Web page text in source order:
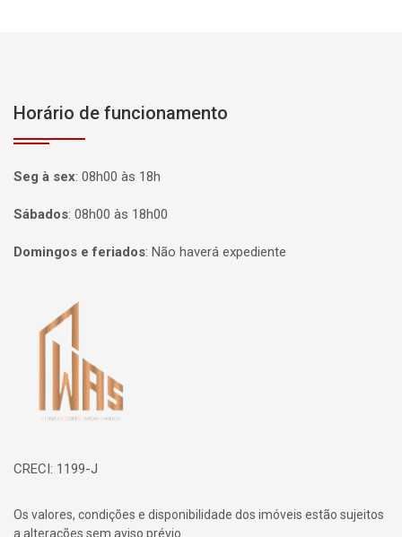
Horário de funcionamento
Seg à sex: 08h00 às 18h
Sábados: 08h00 às 18h00
Domingos e feriados: Não haverá expediente
Página inicial
CRECI: 1199-J
Os valores, condições e disponibilidade dos imóveis estão sujeitos
a alterações sem aviso prévio.